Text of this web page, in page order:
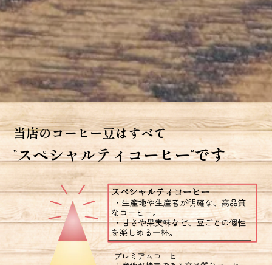
当店のコーヒー豆はすべて
“スペシャルティコーヒー”です